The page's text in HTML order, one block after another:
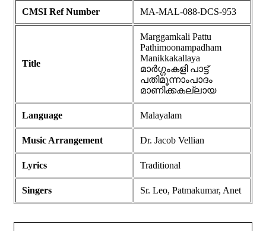
CMSI Ref Number MA-MAL-088-DCS-953
Title
Marggamkali Pattu
Pathimoonampadham
Manikkakallaya
മാർഗ്ഗംകളി പാട്ട്
പതിമൂന്നാംപാദം
മാണിക്കകല്ലായ
Language Malayalam
Music Arrangement Dr. Jacob Vellian
Lyrics Traditional
Singers Sr. Leo, Patmakumar, Anet